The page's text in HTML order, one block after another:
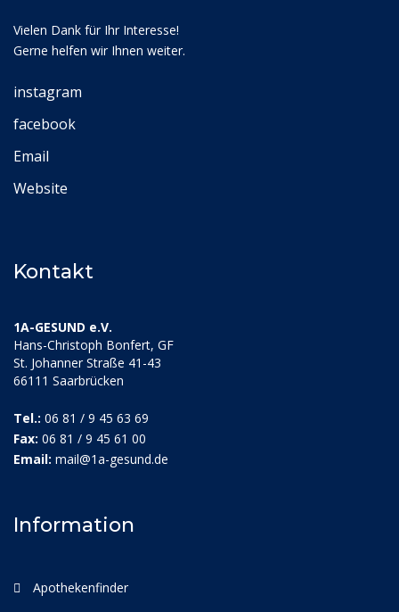
Vielen Dank für Ihr Interesse!
Gerne helfen wir Ihnen weiter.
instagram
facebook
Email
Website
Kontakt
1A-GESUND e.V.
Hans-Christoph Bonfert, GF
St. Johanner Straße 41-43
66111 Saarbrücken
Tel.: 06 81 / 9 45 63 69
Fax: 06 81 / 9 45 61 00
Email: mail@1a-gesund.de
Information
Apothekenfinder